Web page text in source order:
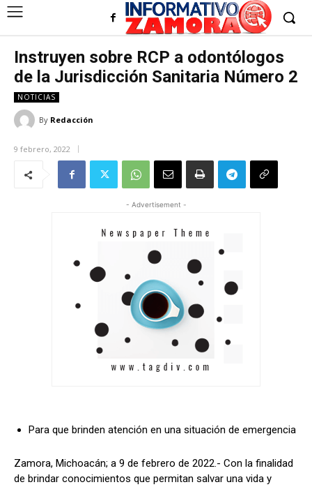
Instruyen sobre RCP a odontólogos
de la Jurisdicción Sanitaria Número 2
NOTICIAS
By Redacción
9 febrero, 2022
- Advertisement -
Para que brinden atención en una situación de emergencia
Zamora, Michoacán; a 9 de febrero de 2022.- Con la finalidad
de brindar conocimientos que permitan salvar una vida y